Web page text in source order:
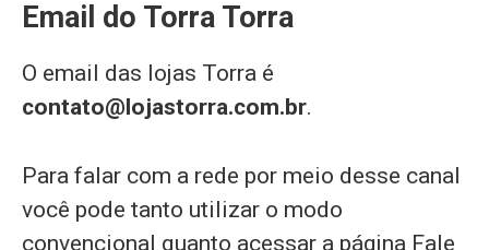
Email do Torra Torra
O email das lojas Torra é
contato@lojastorra.com.br.
Para falar com a rede por meio desse canal
você pode tanto utilizar o modo
convencional quanto acessar a página Fale